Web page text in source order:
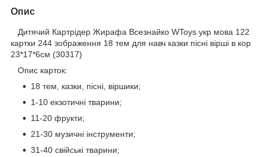
Опис
Дитячий Картрідер Жирафа Всезнайко WToys укр мова 122
картки 244 зображення 18 тем для навч казки пісні вірші в кор
23*17*6см (30317)
Опис карток:
18 тем, казки, пісні, віршики;
1-10 екзотичні тварини;
11-20 фрукти;
21-30 музичні інструменти;
31-40 свійські тварини;